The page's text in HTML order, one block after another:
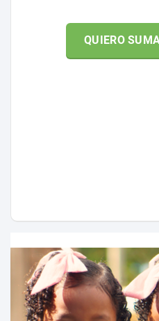
QUIERO